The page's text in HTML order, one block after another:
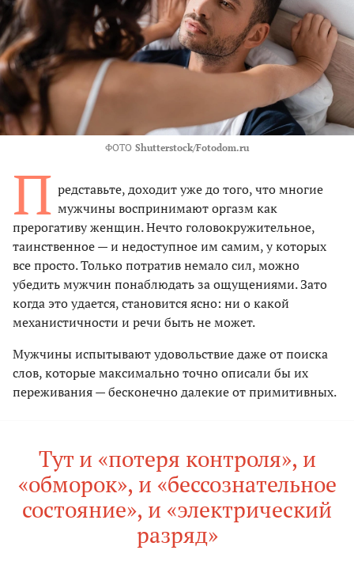
ФОТО Shutterstock/Fotodom.ru
П редставьте, доходит уже до того, что многие
мужчины воспринимают оргазм как
прерогативу женщин. Нечто головокружительное,
таинственное — и недоступное им самим, у которых
все просто. Только потратив немало сил, можно
убедить мужчин понаблюдать за ощущениями. Зато
когда это удается, становится ясно: ни о какой
механистичности и речи быть не может.
Мужчины испытывают удовольствие даже от поиска
слов, которые максимально точно описали бы их
переживания — бесконечно далекие от примитивных.
Тут и «потеря контроля», и
«обморок», и «бессознательное
состояние», и «электрический
разряд»